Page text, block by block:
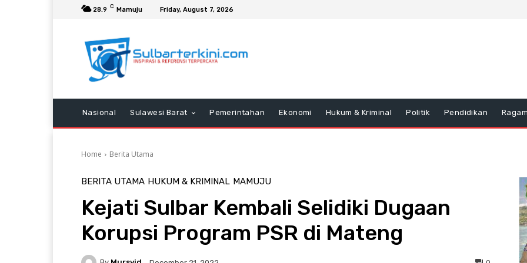
28.9 C Mamuju Friday, August 7, 2026
Nasional Sulawesi Barat Pemerintahan Ekonomi Hukum & Kriminal Politik Pendidikan
Home Berita Utama
BERITA UTAMA HUKUM & KRIMINAL MAMUJU
Kejati Sulbar Kembali Selidiki Dugaan
Korupsi Program PSR di Mateng